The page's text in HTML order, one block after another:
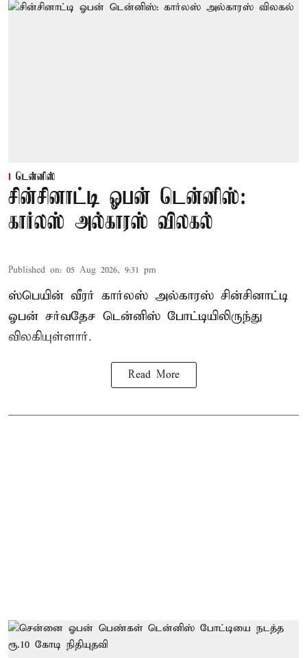
டென்னிஸ்
சின்சினாட்டி ஓபன் டென்னிஸ்:
கார்லஸ் அல்காரஸ் விலகல்
Published on: 05 Aug 2026, 9:31 pm
ஸ்பெயின் வீரர் கார்லஸ் அல்காரஸ் சின்சினாட்டி
ஓபன் சர்வதேச டென்னிஸ் போட்டியிலிருந்து
விலகியுள்ளார்.
Read More